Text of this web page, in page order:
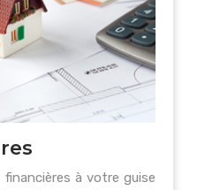
à votre guise